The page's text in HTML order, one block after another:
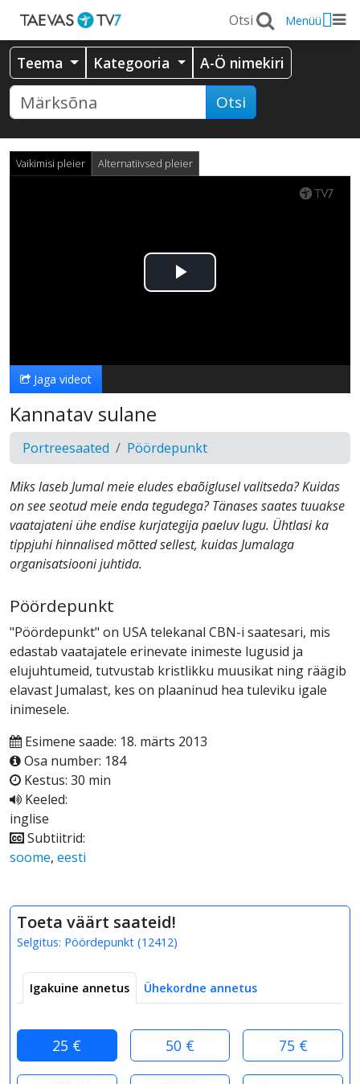
Menüü
Teema Kategooria A-Ö nimekiri
Otsi
Vaikimisi pleier Alternatiivsed pleier
Esita
Jaga videot
Kannatav sulane
Portreesaated Pöördepunkt
Miks laseb Jumal meie eludes ebaõiglusel valitseda? Kuidas
on see seotud meie enda tegudega? Tänases saates tuuakse
vaatajateni ühe endise kurjategija paeluv lugu. Ühtlasi ka
tippjuhi hinnalised mõtted sellest, kuidas Jumalaga
organisatsiooni juhtida.
Pöördepunkt
"Pöördepunkt" on USA telekanal CBN-i saatesari, mis
edastab vaatajatele erinevate inimeste lugusid ja
elujuhtumeid, tutvustab kristlikku muusikat ning räägib
elavast Jumalast, kes on plaaninud hea tuleviku igale
inimesele.
Esimene saade: 18. märts 2013
Osa number: 184
Kestus: 30 min
Keeled:
inglise
Subtiitrid:
soome, eesti
Toeta väärt saateid!
Selgitus: Pöördepunkt (12412)
Igakuine annetus Ühekordne annetus
25 € 50 € 75 €